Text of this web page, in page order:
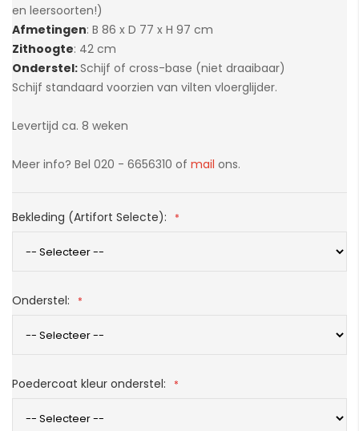
en leersoorten!)
Afmetingen: B 86 x D 77 x H 97 cm
Zithoogte: 42 cm
Onderstel:Schijf of cross-base (niet draaibaar)
Schijf standaard voorzien van vilten vloerglijder.
Levertijd ca. 8 weken
Meer info? Bel 020 - 6656310 of mail ons.
Bekleding (Artifort Selecte):
Onderstel:
Poedercoat kleur onderstel: